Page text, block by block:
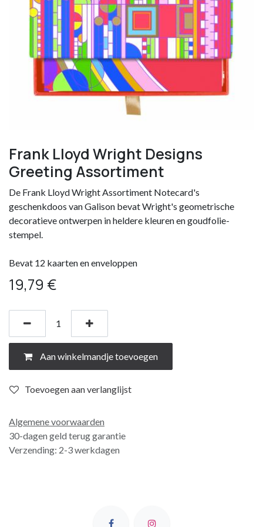
Frank Lloyd Wright Designs
Greeting Assortiment
De Frank Lloyd Wright Assortiment Notecard's
geschenkdoos van Galison bevat Wright's geometrische
decoratieve ontwerpen in heldere kleuren en goudfolie-
stempel.
Bevat 12 kaarten en enveloppen
19,79 €
Aan winkelmandje toevoegen
Toevoegen aan verlanglijst
Algemene voorwaarden
30-dagen geld terug garantie
Verzending: 2-3 werkdagen